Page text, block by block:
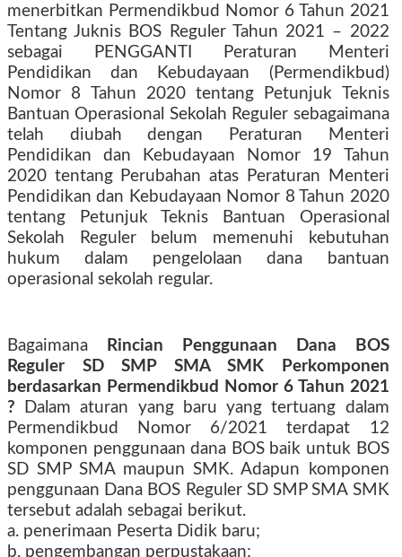
menerbitkan Permendikbud Nomor 6 Tahun 2021
Tentang Juknis BOS Reguler Tahun 2021 – 2022
sebagai PENGGANTI Peraturan Menteri
Pendidikan dan Kebudayaan (Permendikbud)
Nomor 8 Tahun 2020 tentang Petunjuk Teknis
Bantuan Operasional Sekolah Reguler sebagaimana
telah diubah dengan Peraturan Menteri
Pendidikan dan Kebudayaan Nomor 19 Tahun
2020 tentang Perubahan atas Peraturan Menteri
Pendidikan dan Kebudayaan Nomor 8 Tahun 2020
tentang Petunjuk Teknis Bantuan Operasional
Sekolah Reguler belum memenuhi kebutuhan
hukum dalam pengelolaan dana bantuan
operasional sekolah regular.
Bagaimana Rincian Penggunaan Dana BOS
Reguler SD SMP SMA SMK Perkomponen
berdasarkan Permendikbud Nomor 6 Tahun 2021
?
Dalam aturan yang baru yang tertuang dalam
Permendikbud Nomor 6/2021 terdapat 12
komponen penggunaan dana BOS baik untuk BOS
SD SMP SMA maupun SMK. Adapun komponen
penggunaan Dana BOS Reguler SD SMP SMA SMK
tersebut adalah sebagai berikut.
a. penerimaan Peserta Didik baru;
b. pengembangan perpustakaan;